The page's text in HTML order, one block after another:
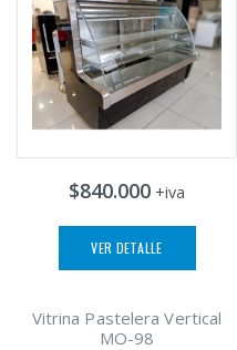
$840.000 +iva
VER DETALLE
Vitrina Pastelera Vertical
MO-98